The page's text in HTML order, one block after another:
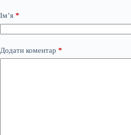
Ім’я *
Додати коментар *